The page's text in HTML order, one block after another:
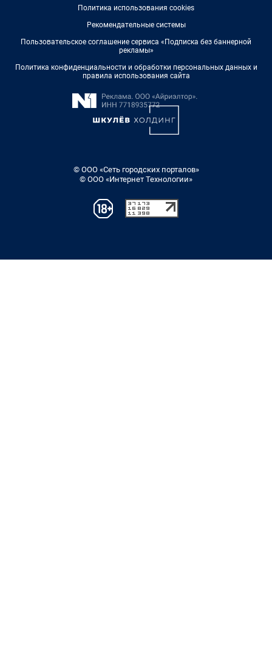
Политика использования cookies
Рекомендательные системы
Пользовательское соглашение сервиса «Подписка без баннерной
рекламы»
Политика конфиденциальности и обработки персональных данных и
правила использования сайта
© ООО «Сеть городских порталов»
© ООО «Интернет Технологии»